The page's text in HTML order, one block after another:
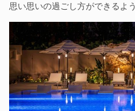
思い思いの過ごし方ができるよ